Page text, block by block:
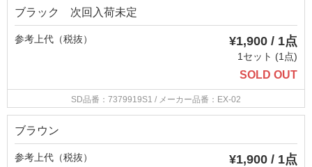
ブラック 次回入荷未定
参考上代（税抜） ¥1,900 / 1点
1セット (1点)
SOLD OUT
SD品番：7379919S1 / メーカー品番：EX-02
ブラウン
参考上代（税抜） ¥1,900 / 1点